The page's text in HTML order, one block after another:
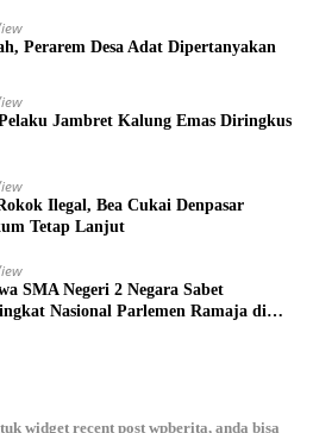
Perarem Desa Adat Dipertanyakan
Jambret Kalung Emas Diringkus
Ilegal, Bea Cukai Denpasar
Tetap Lanjut
SMA Negeri 2 Negara Sabet
Nasional Parlemen Ramaja di
widget recent post wpberita, anda bisa